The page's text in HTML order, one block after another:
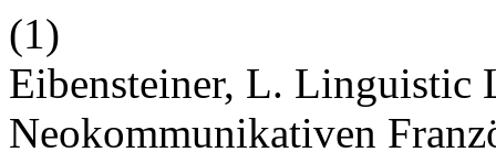
(1)
Eibensteiner, L. Linguistic
Neokommunikativen